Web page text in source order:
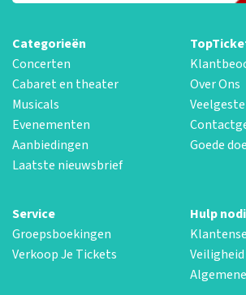
Categorieën
Concerten
Cabaret en theater
Musicals
Evenementen
Aanbiedingen
Laatste nieuwsbrief
Over Ons
Goede
Service
Groepsboekingen
Verkoop Je Tickets
Hulp